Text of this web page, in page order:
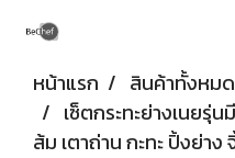
หน้าแรก สินค้าทั้งหมด
เซ็ตกระทะย่างเนยรุ่
ส้ม เตาถ่าน กะทะ ปิ้งย่า